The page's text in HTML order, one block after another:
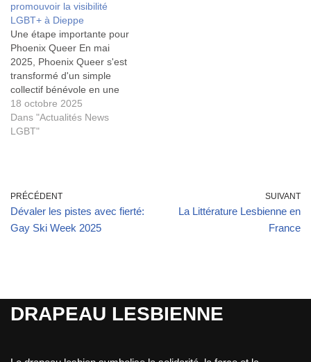
promouvoir la visibilité
LGBT+ à Dieppe
Une étape importante pour
Phoenix Queer En mai
2025, Phoenix Queer s'est
transformé d'un simple
collectif bénévole en une
véritable association. Cette
nouvelle entité vise à
approfondir ses actions
Dieppe et…
18 octobre 2025
Dans "Actualités News
LGBT"
PRÉCÉDENT
Dévaler les pistes avec fierté:
Gay Ski Week 2025
SUIVANT
La Littérature Lesbienne en
France
DRAPEAU LESBIENNE